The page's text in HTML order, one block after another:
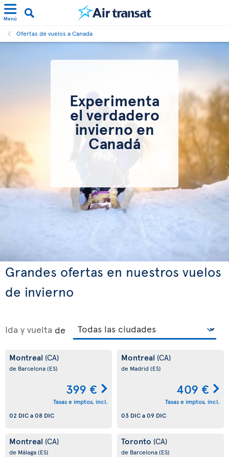
Menú
Ofertas de vuelos a Canada
Experimenta
el verdadero
invierno en
Canadá
Grandes ofertas en nuestros vuelos
de invierno
Ida y vuelta de
Montreal (CA)
de Barcelona(ES)
399 €
Tasas e imptos. incl.
02 DICa08 DIC
Montreal (CA)
de Madrid(ES)
409 €
Tasas e imptos. incl.
03 DICa09 DIC
Montreal (CA)
de Málaga(ES)
Toronto (CA)
de Barcelona(ES)